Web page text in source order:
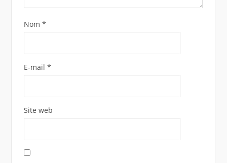
Nom *
E-mail *
Site web